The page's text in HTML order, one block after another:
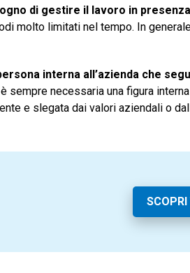
di gestire il lavoro in
molto limitati nel tempo. In
interna all’azienda che
sempre necessaria una figura
e slegata dai valori aziendali o